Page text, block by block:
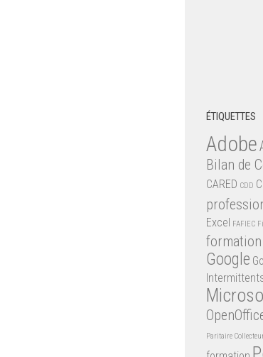
ÉTIQUETTES
Adobe
Bilan de
CARED CDD
Excel FAFIEC
Google
Paritaire